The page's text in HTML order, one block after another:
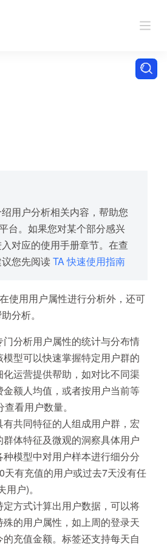
用户分析相关内容，帮助您
台。如果您对某个部分感兴
对应的使用手册章节。在查
您先阅读TA 快速使用指南
使用用户属性进行分析外，还可
分析。
门分析用户属性的统计与分布情
型可以快速掌握特定用户群的
运营提供帮助，如对比不同渠
额人均值，或者按用户当前等
看用户数量。
有共同特征的人组成用户群，宏
体特征及微观的洞察具体用户
模型中对用户样本进行细分分
天有充值的用户或过去7天没有任
户)。
定方式计算出用户数据，可以将
的用户属性，如上周的登录天
充值金额。标签还支持每天自